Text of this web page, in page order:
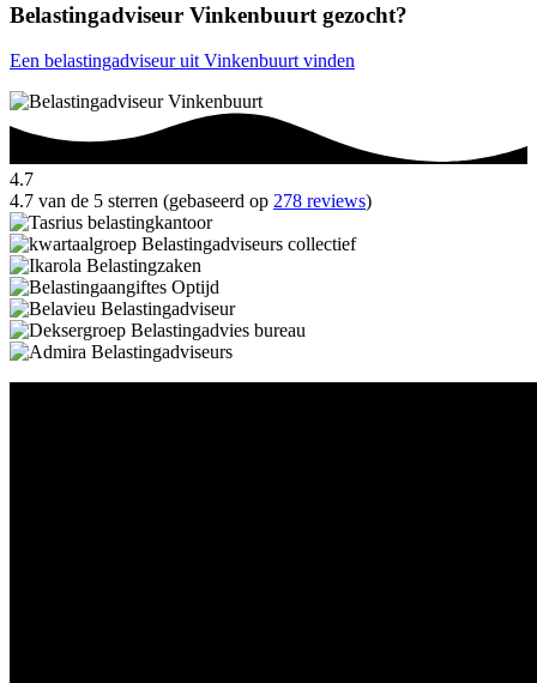
Belastingadviseur Vinkenbuurt gezocht?
Een belastingadviseur uit Vinkenbuurt vinden
4.7
4.7 van de 5 sterren (gebaseerd op 278 reviews)